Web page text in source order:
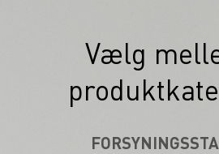
Vælg